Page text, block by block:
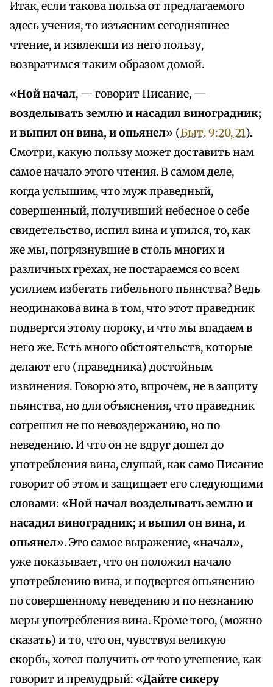
Итак, если такова польза от предлагаемого
здесь учения, то изъясним сегодняшнее
чтение, и извлекши из него пользу,
возвратимся таким образом домой.
«Ной начал, — говорит Писание, —
возделывать землю и насадил виноградник;
и выпил он вина, и опьянел» (Быт. 9:20, 21).
Смотри, какую пользу может доставить нам
самое начало этого чтения. В самом деле,
когда услышим, что муж праведный,
совершенный, получивший небесное о себе
свидетельство, испил вина и упился, то, как
же мы, погрязнувшие в столь многих и
различных грехах, не постараемся со всем
усилием избегать гибельного пьянства? Ведь
неодинакова вина в том, что этот праведник
подвергся этому пороку, и что мы впадаем в
него же. Есть много обстоятельств, которые
делают его (праведника) достойным
извинения. Говорю это, впрочем, не в защиту
пьянства, но для объяснения, что праведник
согрешил не по невоздержанию, но по
неведению. И что он не вдруг дошел до
употребления вина, слушай, как само Писание
говорит об этом и защищает его следующими
словами: «Ной начал возделывать землю и
насадил виноградник; и выпил он вина, и
опьянел». Это самое выражение, «начал»,
уже показывает, что он положил начало
употреблению вина, и подвергся опьянению
по совершенному неведению и по незнанию
меры употребления вина. Кроме того, (можно
сказать) и то, что он, чувствуя великую
скорбь, хотел получить от того утешение, как
говорит и премудрый: «Дайте сикеру